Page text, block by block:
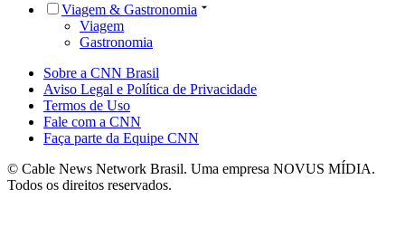
Viagem & Gastronomia
Viagem
Gastronomia
Sobre a CNN Brasil
Aviso Legal e Política de Privacidade
Termos de Uso
Fale com a CNN
Faça parte da Equipe CNN
© Cable News Network Brasil. Uma empresa NOVUS MÍDIA.
Todos os direitos reservados.